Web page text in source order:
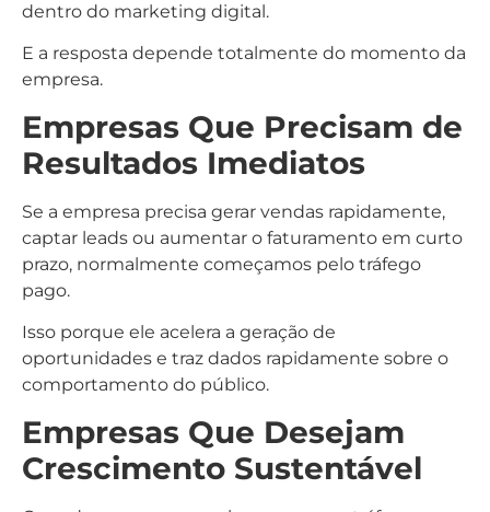
dentro do marketing digital.
E a resposta depende totalmente do momento da
empresa.
Empresas Que Precisam de
Resultados Imediatos
Se a empresa precisa gerar vendas rapidamente,
captar leads ou aumentar o faturamento em curto
prazo, normalmente começamos pelo tráfego
pago.
Isso porque ele acelera a geração de
oportunidades e traz dados rapidamente sobre o
comportamento do público.
Empresas Que Desejam
Crescimento Sustentável